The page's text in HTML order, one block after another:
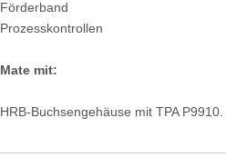
Förderband
Prozesskontrollen
Mate mit:
HRB-Buchsengehäuse mit TPA P9910.